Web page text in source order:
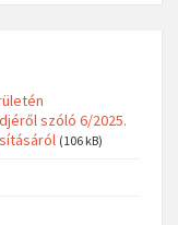
szóló 6/2025.
(106 kB)